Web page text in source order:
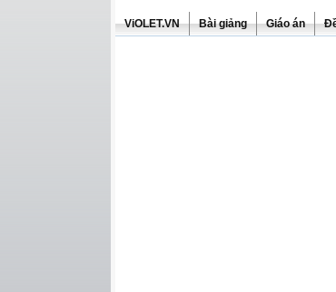
ViOLET.VN Bài giảng Giáo án